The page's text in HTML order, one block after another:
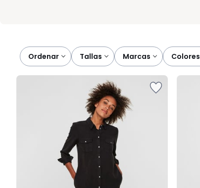
Ordenar
tallas marcas colores